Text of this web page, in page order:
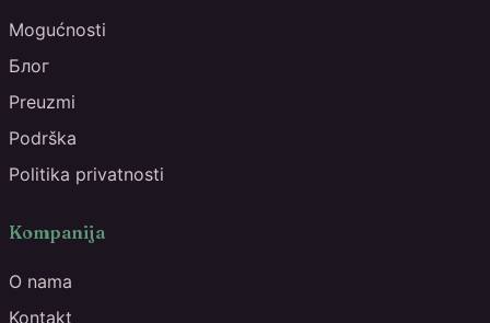
Mogućnosti
Блог
Preuzmi
Podrška
Politika privatnosti
Kompanija
O nama
Kontakt